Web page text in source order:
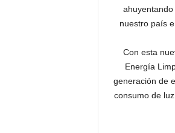
nuestro país
Con esta
Energía
generación de
consumo de